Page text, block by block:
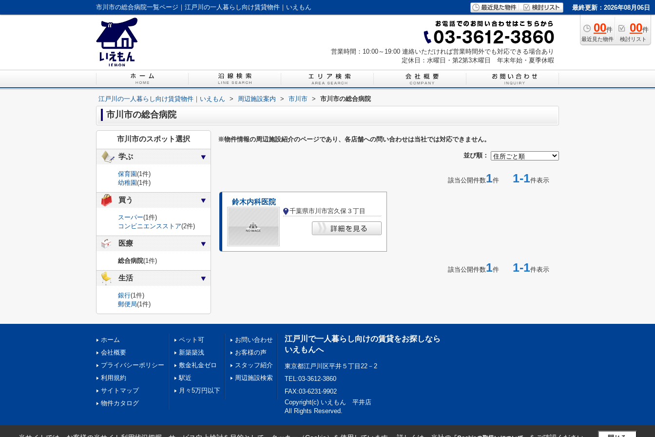
市川市の総合病院一覧ページ｜江戸川の一人暮らし向け賃貸物件｜いえもん 最終更新：2026年08月06日
00件
最近見た物件
00件
検討リスト
営業時間：10:00～19:00 連絡いただければ営業時間外でも対応できる場合あり
定休日：水曜日・第2第3木曜日 年末年始・夏季休暇
江戸川の一人暮らし向け賃貸物件｜いえもん > 周辺施設案内 > 市川市 > 市川市の総合病院
市川市の総合病院
※物件情報の周辺施設紹介のページであり、各店舗への問い合わせは当社では対応できません。
並び順：
該当公開件数1件 1-1件表示
鈴木内科医院
千葉県市川市宮久保３丁目
該当公開件数1件 1-1件表示
市川市のスポット選択
学ぶ
保育園(1件)
幼稚園(1件)
買う
スーパー(1件)
コンビニエンスストア(2件)
医療
総合病院(1件)
生活
銀行(1件)
郵便局(1件)
ホーム
会社概要
プライバシーポリシー
利用規約
サイトマップ
物件カタログ
ペット可
新築築浅
敷金礼金ゼロ
駅近
月々5万円以下
お問い合わせ
お客様の声
スタッフ紹介
周辺施設検索
江戸川で一人暮らし向けの賃貸をお探しなら
いえもんへ
東京都江戸川区平井５丁目22－2
TEL:03-3612-3860
FAX:03-6231-9902
Copyright(c) いえもん 平井店
All Rights Reserved.